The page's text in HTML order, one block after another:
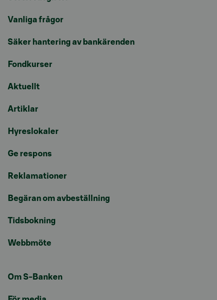
Vanliga frågor
Säker hantering av bankärenden
Fondkurser
Aktuellt
Artiklar
Hyreslokaler
Ge respons
Reklamationer
Begäran om avbeställning
Tidsbokning
Webbmöte
Om S-Banken